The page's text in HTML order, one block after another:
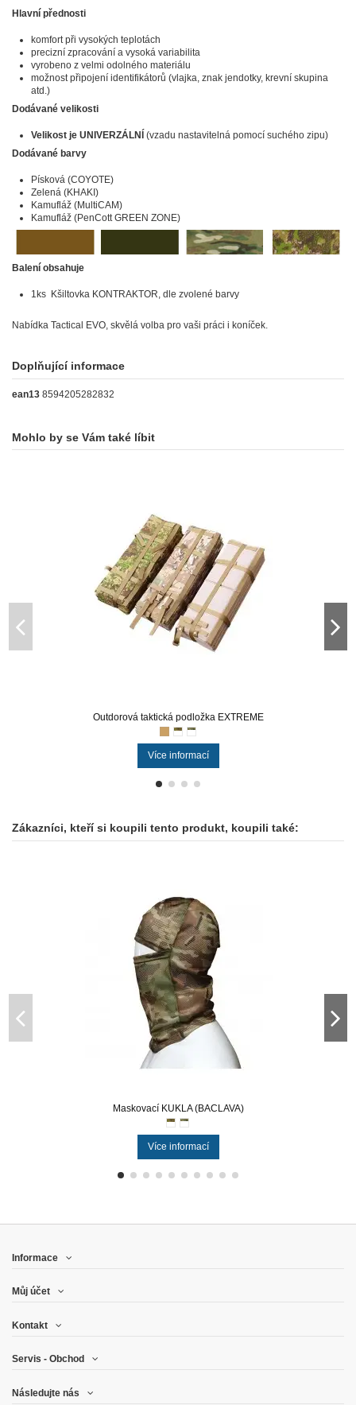
Hlavní přednosti
komfort při vysokých teplotách
precizní zpracování a vysoká variabilita
vyrobeno z velmi odolného materiálu
možnost připojení identifikátorů (vlajka, znak jendotky, krevní skupina
atd.)
Dodávané velikosti
Velikost je UNIVERZÁLNÍ (vzadu nastavitelná pomocí suchého zipu)
Dodávané barvy
Písková (COYOTE)
Zelená (KHAKI)
Kamufláž (MultiCAM)
Kamufláž (PenCott GREEN ZONE)
Balení obsahuje
1ks Kšiltovka KONTRAKTOR, dle zvolené barvy
Nabídka Tactical EVO, skvělá volba pro vaši práci i koníček.
Doplňující informace
ean13 8594205282832
Mohlo by se Vám také líbit
Outdorová taktická podložka EXTREME
Více informací
Zákazníci, kteří si koupili tento produkt, koupili také:
Maskovací KUKLA (BACLAVA)
Více informací
Informace
Můj účet
Kontakt
Servis - Obchod
Následujte nás